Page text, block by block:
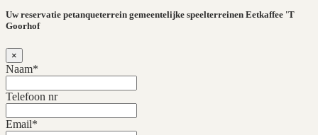
Uw reservatie petanqueterrein gemeentelijke speelterreinen Eetkaffee 'T
Goorhof
×
Naam*
Telefoon nr
Email*